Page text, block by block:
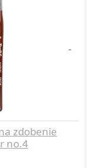
zdobenie
no.4